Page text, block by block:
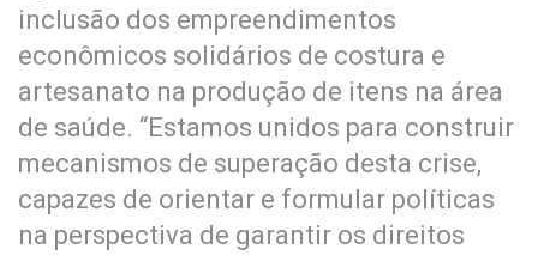
inclusão dos empreendimentos
econômicos solidários de costura e
artesanato na produção de itens na área
de saúde. “Estamos unidos para construir
mecanismos de superação desta crise,
capazes de orientar e formular políticas
na perspectiva de garantir os direitos